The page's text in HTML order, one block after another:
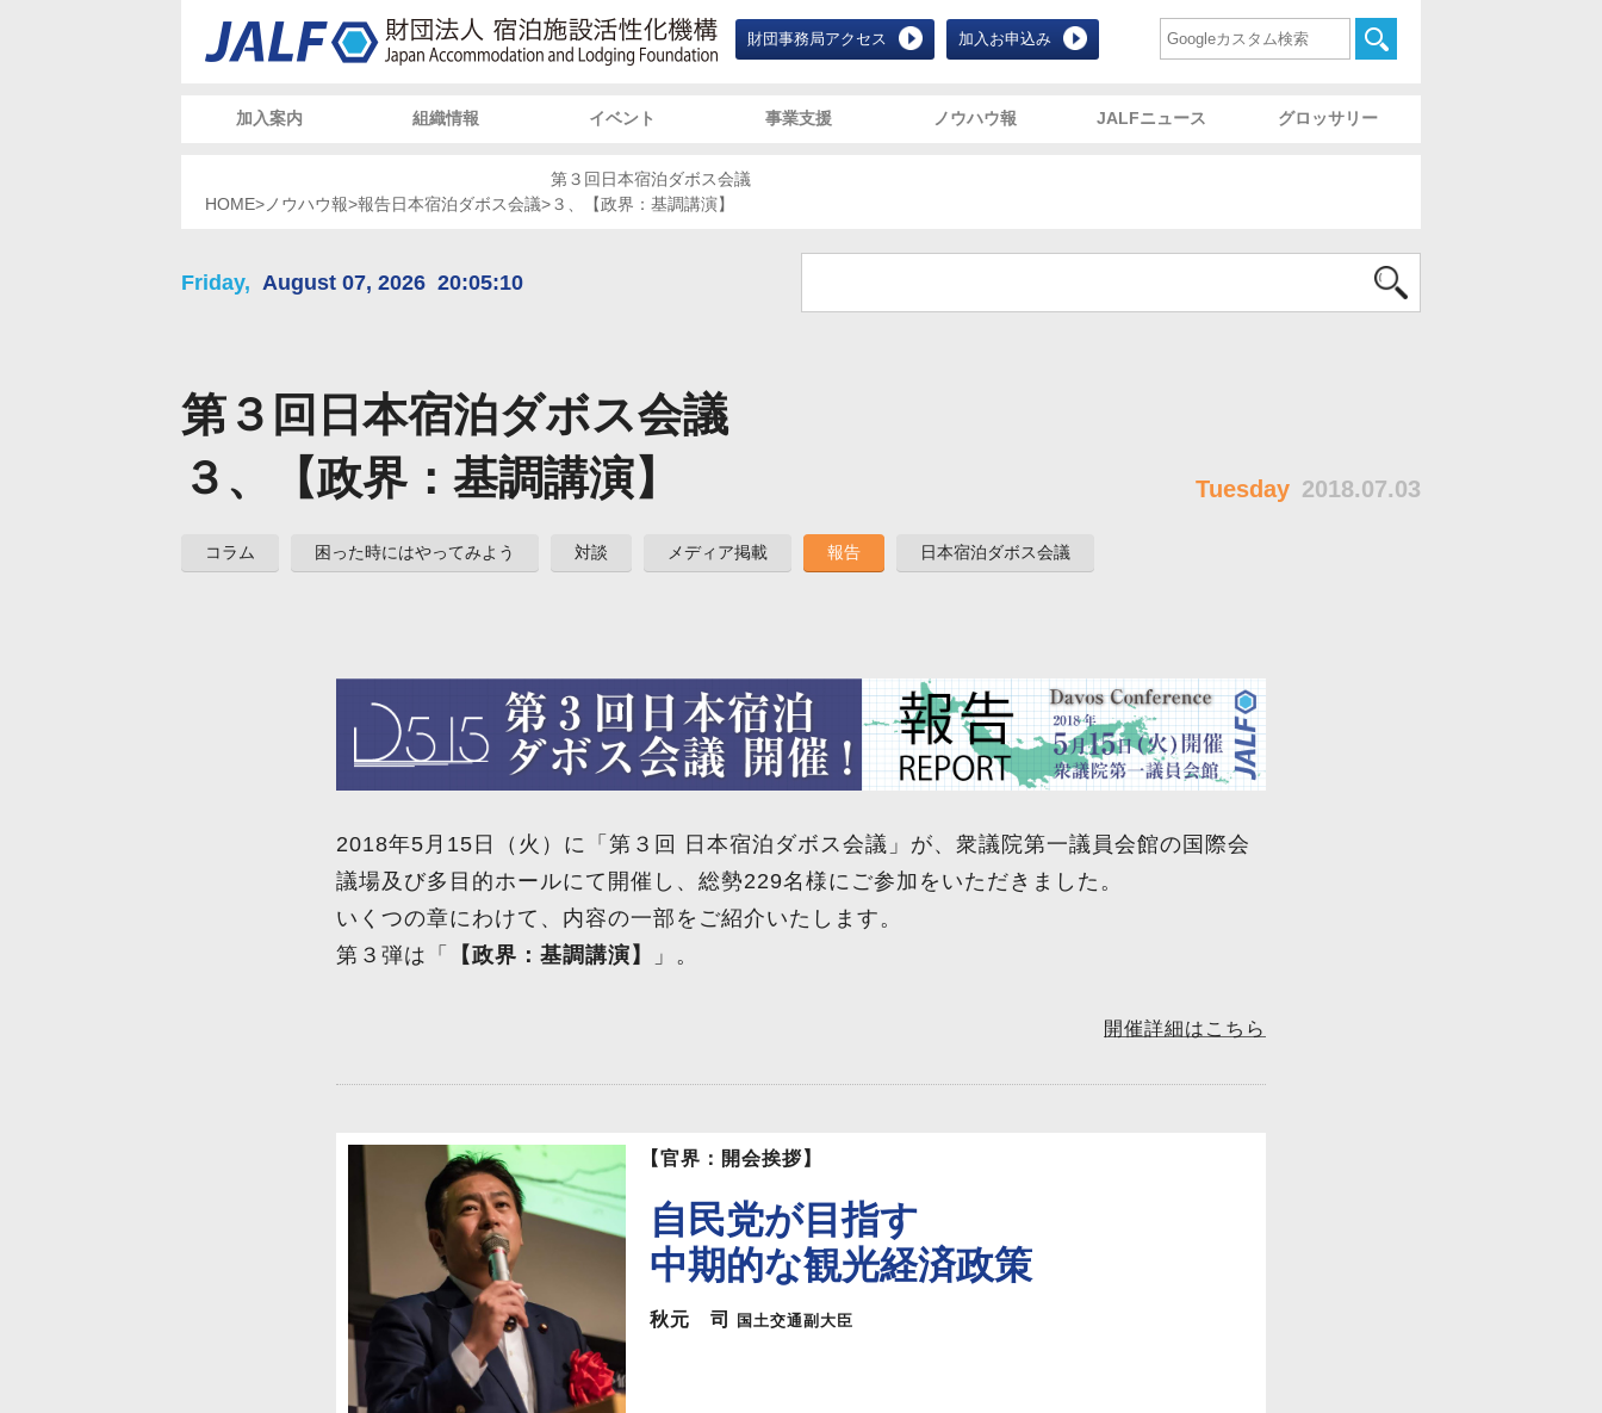
財団事務局アクセス 加入お申込み
JALF 宿泊施設活性化機構 Japan Accommodation and Lodging Foundation 財団法人宿泊施設活性化機構
加入案内 組織情報 イベント 事業支援 ノウハウ報 JALFニュース グロッサリー
HOME> ノウハウ報>報告 日本宿泊ダボス会議>
第３回日本宿泊ダボス会議
３、【政界：基調講演】
Friday, August 07, 2026 20:05:11
第３回日本宿泊ダボス会議
３、【政界：基調講演】
Tuesday 2018.07.03
コラム 困った時にはやってみよう 対談 メディア掲載 報告 日本宿泊ダボス会議
2018年5月15日（火）に「第３回 日本宿泊ダボス会議」が、衆議院第一議員会館の国際会
議場及び多目的ホールにて開催し、総勢229名様にご参加をいただきました。
いくつの章にわけて、内容の一部をご紹介いたします。
第３弾は「
【政界：基調講演】 」。
開催詳細はこちら
【官界：開会挨拶】
自民党が目指す
中期的な観光経済政策
秋元 司 国土交通副大臣